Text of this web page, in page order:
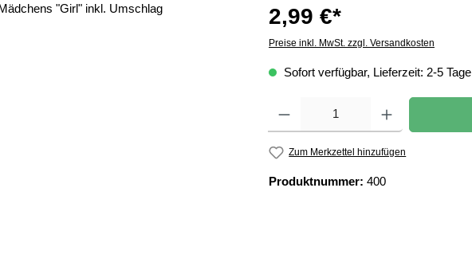
2,99 €*
Preise inkl. MwSt. zzgl. Versandkosten
Sofort verfügbar, Lieferzeit: 2-5 Tage
Zum Merkzettel hinzufügen
Produktnummer: 400